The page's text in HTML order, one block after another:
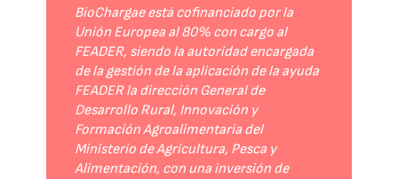
BioChargae está cofinanciado por la
Unión Europea al 80% con cargo al
FEADER, siendo la autoridad encargada
de la gestión de la aplicación de la ayuda
FEADER la dirección General de
Desarrollo Rural, Innovación y
Formación Agroalimentaria del
Ministerio de Agricultura, Pesca y
Alimentación, con una inversión de